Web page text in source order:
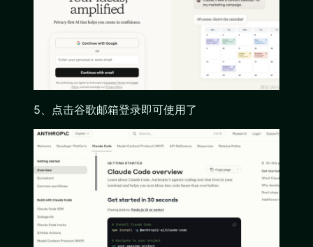
5、点击谷歌邮箱登录即可使用了